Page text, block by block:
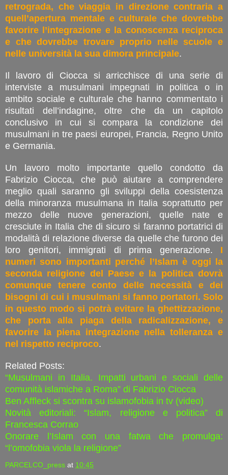
retrograda, che viaggia in direzione contraria a
quell’apertura mentale e culturale che dovrebbe
favorire l’integrazione e la conoscenza reciproca
e che dovrebbe trovare proprio nelle scuole e
nelle università la sua dimora principale.
Il lavoro di Ciocca si arricchisce di una serie di
interviste a musulmani impegnati in politica o in
ambito sociale e culturale che hanno commentato i
risultati dell’indagine, oltre che da un capitolo
conclusivo in cui si compara la condizione dei
musulmani in tre paesi europei, Francia, Regno Unito
e Germania.
Un lavoro molto importante quello condotto da
Fabrizio Ciocca, che può aiutare a comprendere
meglio quali saranno gli sviluppi della coesistenza
della minoranza musulmana in Italia soprattutto per
mezzo delle nuove generazioni, quelle nate e
cresciute in Italia che di sicuro si faranno portatrici di
modalità di relazione diverse da quelle che furono dei
loro genitori, immigrati di prima generazione. I
numeri sono importanti perché l’Islam è oggi la
seconda religione del Paese e la politica dovrà
comunque tenere conto delle necessità e dei
bisogni di cui i musulmani si fanno portatori. Solo
in questo modo si potrà evitare la ghettizzazione,
che porta alla piaga della radicalizzazione, e
favorire la piena integrazione nella tolleranza e
nel rispetto reciproco.
Related Posts:
“Musulmani in Italia. Impatti urbani e sociali delle
comunità islamiche a Roma” di Fabrizio Ciocca
Ben Affleck si scontra su islamofobia in tv (video)
Novità editoriali: “Islam, religione e politica” di
Francesca Corrao
Onorare l’Islam con una fatwa che promulga:
“l’omofobia viola la religione”
PARCELCO_press at 10:45